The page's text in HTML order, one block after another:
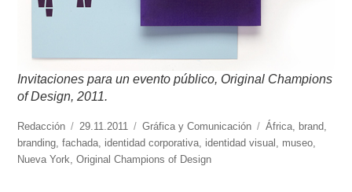
Invitaciones para un evento público, Original Champions
of Design, 2011.
https://www.experimenta.es/author/redaccion/
Redacción
Publicado
el
29.11.2011 Categorías
Gráfica y Comunicación Etiquetas
África, brand,
branding,fachada, identidad corporativa, identidad visual , museo,
Nueva York,Original Champions of Design